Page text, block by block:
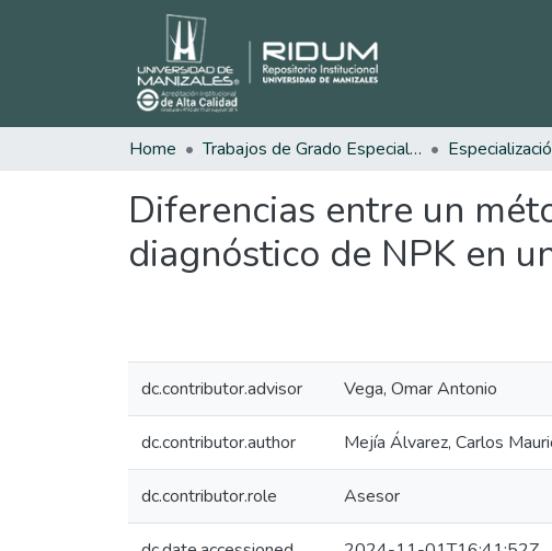
Home Trabajos de Grado Especializaciones
Diferencias entre un
diagnóstico de NPK en
dc.contributor.advisor Vega, Omar Antonio
dc.contributor.author Mejía Álvarez, Carlos
dc.contributor.role Asesor